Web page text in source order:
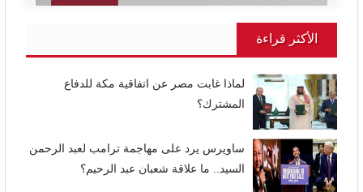
الأكثر قراءة
لماذا غابت مصر عن اتفاقية مكة للدفاع
المشترك؟
ساويرس يرد على مهاجمة ترامب لعبد الرحمن
السيد.. ما علاقة شعبان عبد الرحيم؟